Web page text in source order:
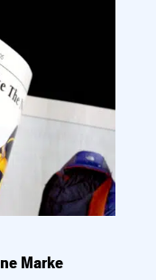
Marke